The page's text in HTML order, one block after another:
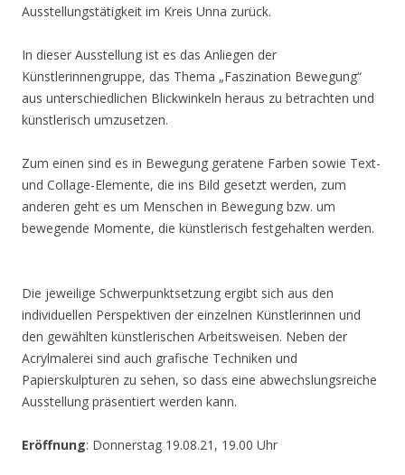
Ausstellungstätigkeit im Kreis Unna zurück.
In dieser Ausstellung ist es das Anliegen der
Künstlerinnengruppe, das Thema „Faszination Bewegung“
aus unterschiedlichen Blickwinkeln heraus zu betrachten und
künstlerisch umzusetzen.
Zum einen sind es in Bewegung geratene Farben sowie Text-
und Collage-Elemente, die ins Bild gesetzt werden, zum
anderen geht es um Menschen in Bewegung bzw. um
bewegende Momente, die künstlerisch festgehalten werden.
Die jeweilige Schwerpunktsetzung ergibt sich aus den
individuellen Perspektiven der einzelnen Künstlerinnen und
den gewählten künstlerischen Arbeitsweisen. Neben der
Acrylmalerei sind auch grafische Techniken und
Papierskulpturen zu sehen, so dass eine abwechslungsreiche
Ausstellung präsentiert werden kann.
Eröffnung: Donnerstag 19.08.21, 19.00 Uhr